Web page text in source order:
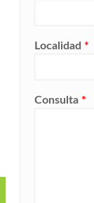
Localidad *
Consulta *